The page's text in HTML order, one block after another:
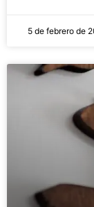
5 de febrero de